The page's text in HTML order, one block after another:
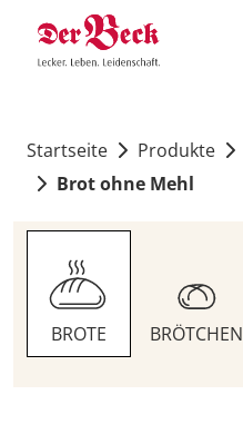
Startseite Produkte
Brot ohne Mehl
BROTE BRÖTCHEN